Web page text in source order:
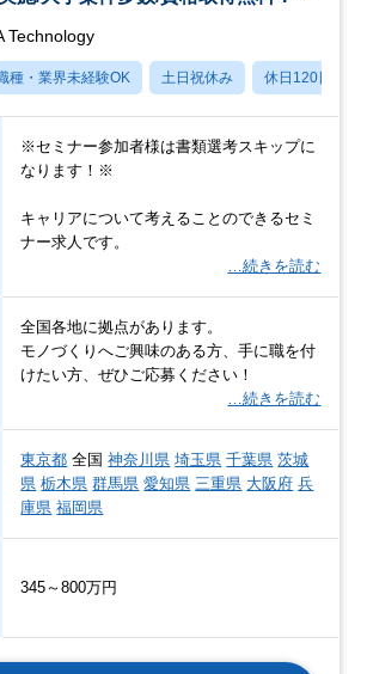
Technology
種・業界未経験OK 土日祝休み 休日120日以上
※セミナー参加者様は書類選考スキップに
なります！※
キャリアについて考えることのできるセミ
ナー求人です。
…続きを読む
全国各地に拠点があります。
モノづくりへご興味のある方、手に職を付
けたい方、ぜひご応募ください！
…続きを読む
東京都 全国神奈川県 埼玉県 千葉県 茨城
県 栃木県 群馬県 愛知県 三重県 大阪府 兵
庫県 福岡県
345～800万円